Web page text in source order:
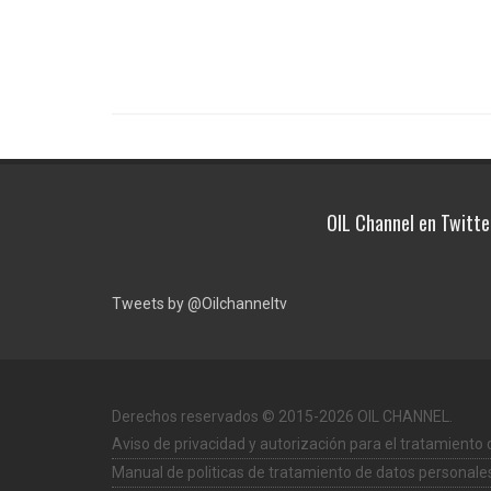
OIL Channel en
Tweets by @Oilchanneltv
Derechos reservados © 2015-2026 OIL CHANNEL.
Aviso de privacidad y autorización para el tratamiento
Manual de politicas de tratamiento de datos